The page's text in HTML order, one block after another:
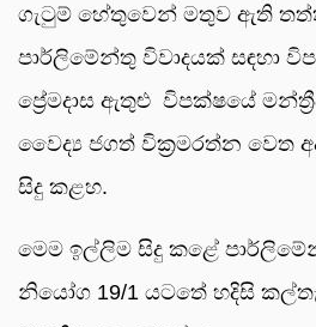
ගැටුම් හේතුවෙන් මතුව ඇති
පාර්ලිමේන්තු විවාදයක් සඳහා
ප්‍රේමදාස ඇතුළු විපක්ෂයේ
වෛද්‍ය ජගත් වික්‍රමරත්න වෙත
සිදු කළහ.
මෙම ඉල්ලිම සිදු කළේ
නියෝග 19/1 යටතේ හදිසි